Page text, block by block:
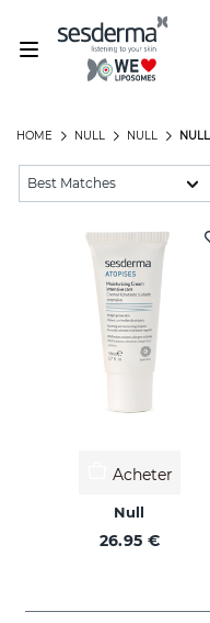
NULL
NULL
NULL
HOME
Acheter
Null
26.95 €